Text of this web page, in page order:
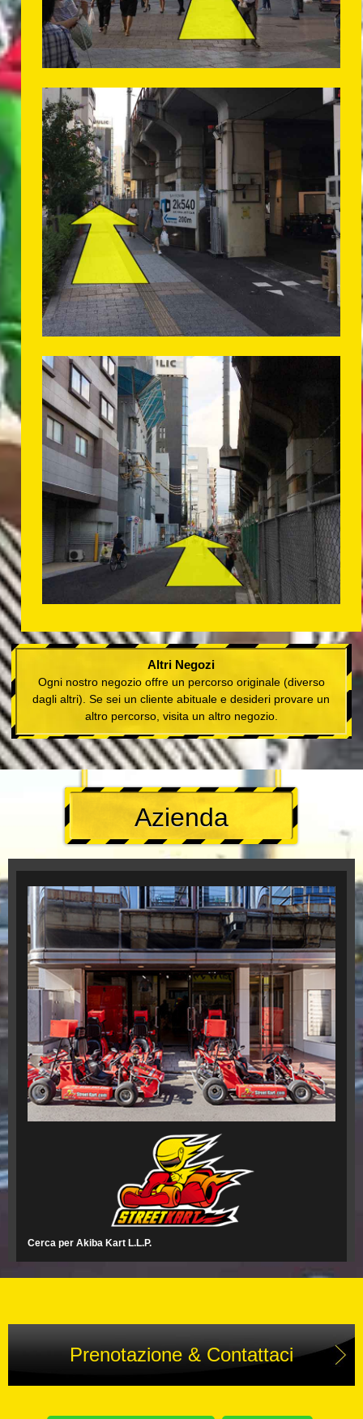
Altri Negozi
Ogni nostro negozio offre un percorso originale (diverso
dagli altri). Se sei un cliente abituale e desideri provare un
altro percorso, visita un altro negozio.
Azienda
Cerca per Akiba Kart L.L.P.
Prenotazione & Contattaci